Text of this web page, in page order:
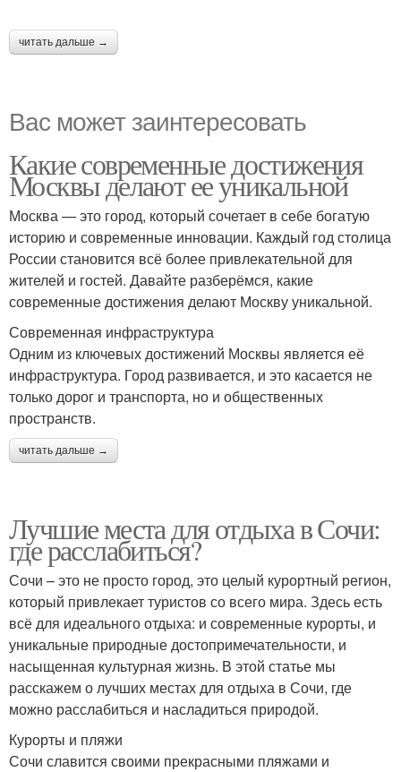
читать дальше →
Вас может заинтересовать
Какие современные достижения
Москвы делают ее уникальной
Москва — это город, который сочетает в себе богатую
историю и современные инновации. Каждый год столица
России становится всё более привлекательной для
жителей и гостей. Давайте разберёмся, какие
современные достижения делают Москву уникальной.
Современная инфраструктура
Одним из ключевых достижений Москвы является её
инфраструктура. Город развивается, и это касается не
только дорог и транспорта, но и общественных
пространств.
читать дальше →
Лучшие места для отдыха в Сочи:
где расслабиться?
Сочи – это не просто город, это целый курортный регион,
который привлекает туристов со всего мира. Здесь есть
всё для идеального отдыха: и современные курорты, и
уникальные природные достопримечательности, и
насыщенная культурная жизнь. В этой статье мы
расскажем о лучших местах для отдыха в Сочи, где
можно расслабиться и насладиться природой.
Курорты и пляжи
Сочи славится своими прекрасными пляжами и